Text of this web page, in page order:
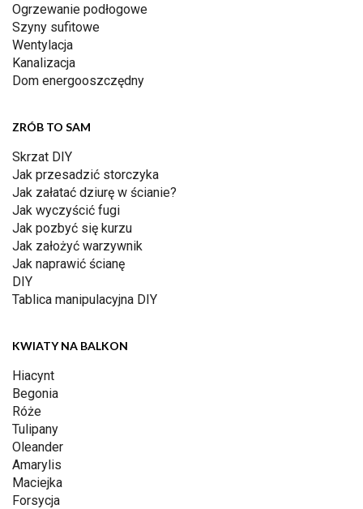
Ogrzewanie podłogowe
Szyny sufitowe
Wentylacja
Kanalizacja
Dom energooszczędny
ZRÓB TO SAM
Skrzat DIY
Jak przesadzić storczyka
Jak załatać dziurę w ścianie?
Jak wyczyścić fugi
Jak pozbyć się kurzu
Jak założyć warzywnik
Jak naprawić ścianę
DIY
Tablica manipulacyjna DIY
KWIATY NA BALKON
Hiacynt
Begonia
Róże
Tulipany
Oleander
Amarylis
Maciejka
Forsycja